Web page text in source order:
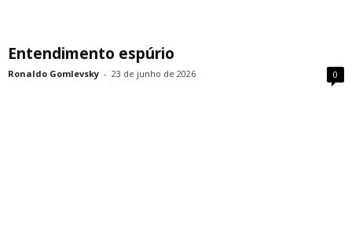
Entendimento espúrio
Ronaldo Gomlevsky - 23 de junho de 2026 0